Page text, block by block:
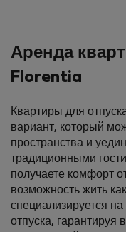
Аренда
Florentia
Квартиры для
вариант, который
пространства и
традиционными
получаете комфорт
возможность жить
специализируется
отпуска,